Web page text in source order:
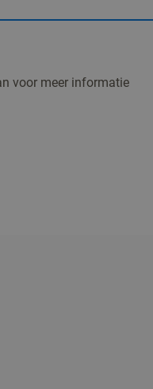
voor meer informatie